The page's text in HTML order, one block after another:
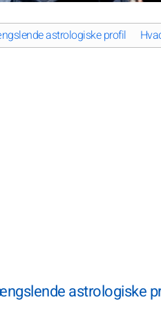
astrologiske profil
astrologiske